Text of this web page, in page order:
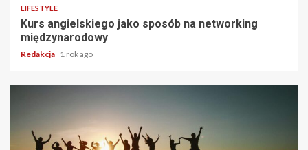
LIFESTYLE
Kurs angielskiego jako sposób na networking
międzynarodowy
Redakcja 1 rok ago